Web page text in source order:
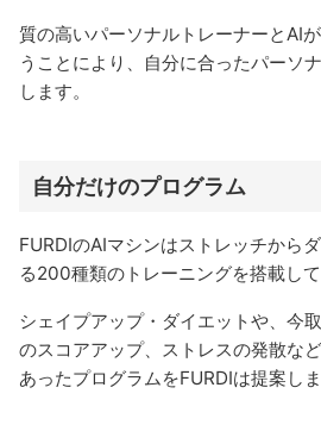
質の高いパーソナルトレーナーとAI
うことにより、自分に合ったパーソ
します。
自分だけのプログラム
FURDIのAIマシンはストレッチから
る200種類のトレーニングを搭載して
シェイプアップ・ダイエットや、今
のスコアアップ、ストレスの発散な
あったプログラムをFURDIは提案しま